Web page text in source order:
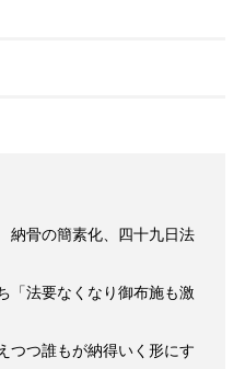
骨の簡素化、四十九日法
「法要なくなり御布施も激
つつ誰もが納得いく形にす